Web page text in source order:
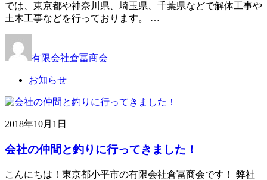
では、東京都や神奈川県、埼玉県、千葉県などで解体工事や
土木工事などを行っております。 …
有限会社倉冨商会
お知らせ
2018年10月1日
会社の仲間と釣りに行ってきました！
こんにちは！東京都小平市の有限会社倉冨商会です！ 弊社